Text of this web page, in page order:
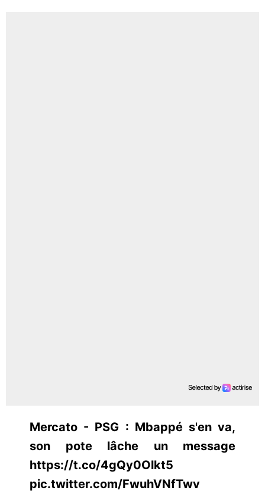
Mercato - PSG : Mbappé s'en va,
son pote lâche un message
https://t.co/4gQy0Olkt5
pic.twitter.com/FwuhVNfTwv